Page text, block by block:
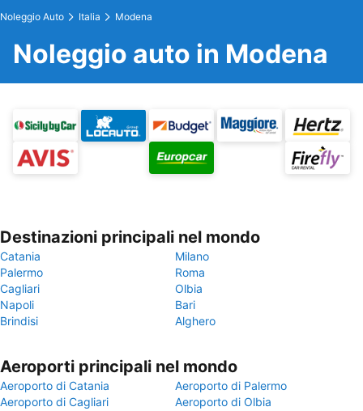
Noleggio Auto Italia Modena
Noleggio auto in Modena
Destinazioni principali nel mondo
Catania
Milano
Palermo
Roma
Cagliari
Olbia
Napoli
Bari
Brindisi
Alghero
Aeroporti principali nel mondo
Aeroporto di Catania
Aeroporto di Palermo
Aeroporto di Cagliari
Aeroporto di Olbia